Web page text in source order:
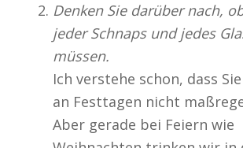
Denken Sie darüber nach,
jeder Schnaps und jedes
müssen.
Ich verstehe schon, dass
an Festtagen nicht
Aber gerade bei Feiern wie